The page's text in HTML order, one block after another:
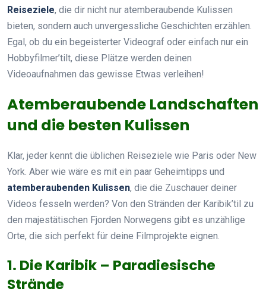
Reiseziele, die dir nicht nur atemberaubende Kulissen
bieten, sondern auch unvergessliche Geschichten erzählen.
Egal, ob du ein begeisterter Videograf oder einfach nur ein
Hobbyfilmer’tilt, diese Plätze werden deinen
Videoaufnahmen das gewisse Etwas verleihen!
Atemberaubende Landschaften
und die besten Kulissen
Klar, jeder kennt die üblichen Reiseziele wie Paris oder New
York. Aber wie wäre es mit ein paar Geheimtipps und
atemberaubenden Kulissen, die die Zuschauer deiner
Videos fesseln werden? Von den Stränden der Karibik’til zu
den majestätischen Fjorden Norwegens gibt es unzählige
Orte, die sich perfekt für deine Filmprojekte eignen.
1. Die Karibik – Paradiesische
Strände